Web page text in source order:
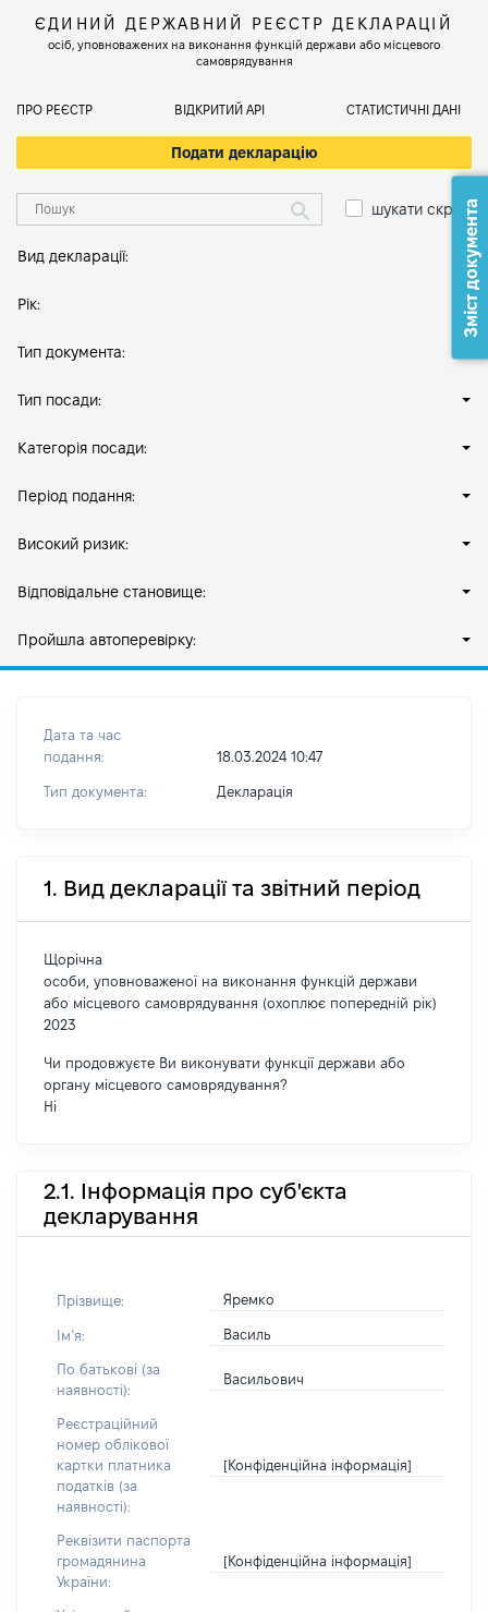
ЄДИНИЙ ДЕРЖАВНИЙ РЕЄСТР ДЕКЛАРАЦІЙ
осіб, уповноважених на виконання функцій держави або місцевого
самоврядування
ПРО РЕЄСТР ВІДКРИТИЙ АРІ СТАТИСТИЧНІ ДАНІ
Подати декларацію
шукати скрізь
Вид декларації:
Рік:
Тип документа:
Тип посади:
Категорія посади:
Період подання:
Високий ризик:
Відповідальне становище:
Пройшла автоперевірку:
Дата та час
подання:
18.03.2024 10:47
Тип документа: Декларація
1. Вид декларації та звітний період
Щорічна
особи, уповноваженої на виконання функцій держави
або місцевого самоврядування (охоплює попередній рік)
2023
Чи продовжуєте Ви виконувати функції держави або
органу місцевого самоврядування?
Ні
2.1. Інформація про суб'єкта
декларування
Прізвище: Яремко
Імʼя: Василь
По батькові (за
наявності):
Васильович
Реєстраційний
номер облікової
картки платника
податків (за
наявності):
[Конфіденційна інформація]
Реквізити паспорта
громадянина
України:
[Конфіденційна інформація]
Зміст документа